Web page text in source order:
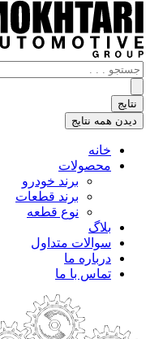
جستجو
.
.
.
نتایج
دیدن همه نتایج
خانه
محصولات
برند خودرو
برند قطعات
نوع قطعه
بلاگ
سوالات متداول
درباره ما
تماس با ما